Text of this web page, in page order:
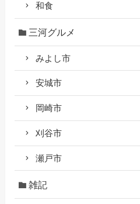
和食
三河グルメ
みよし市
安城市
岡崎市
刈谷市
瀬戸市
雑記